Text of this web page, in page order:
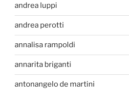
andrea luppi
andrea perotti
annalisa rampoldi
annarita briganti
antonangelo de martini